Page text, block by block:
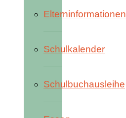
Elterninformationen
Schulkalender
Schulbuchausleihe